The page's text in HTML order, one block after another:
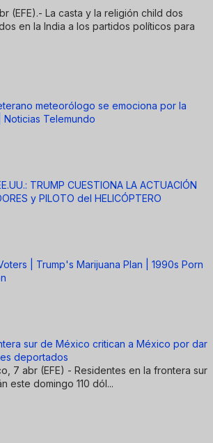
(EFE).- La casta y la religión child dos
en la India a los partidos políticos para
meteorólogo se emociona por la
Telemundo
TRUMP CUESTIONA LA ACTUACIÓN
y PILOTO del HELICÓPTERO
| Trump's Marijuana Plan | 1990s Porn
sur de México critican a México por dar
deportados
7 abr (EFE) - Residentes en la frontera sur
este domingo 110 dól...